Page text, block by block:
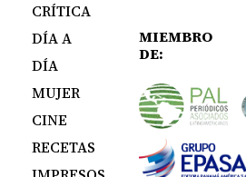
CRÍTICA
DÍA A
DÍA
MUJER
CINE
RECETAS
MIEMBRO
DE: